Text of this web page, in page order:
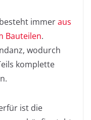
immeraus
Bauteilen.
wodurch
komplette
ist die